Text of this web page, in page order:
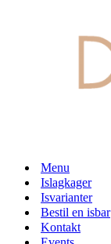
Menu
Islagkager
Isvarianter
Bestil en isbar
Kontakt